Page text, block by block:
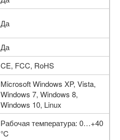
Да
Да
CE, FCC, RoHS
Microsoft Windows XP, Vista,
Windows 7, Windows 8,
Windows 10, Linux
Рабочая температура: 0…+40
℃